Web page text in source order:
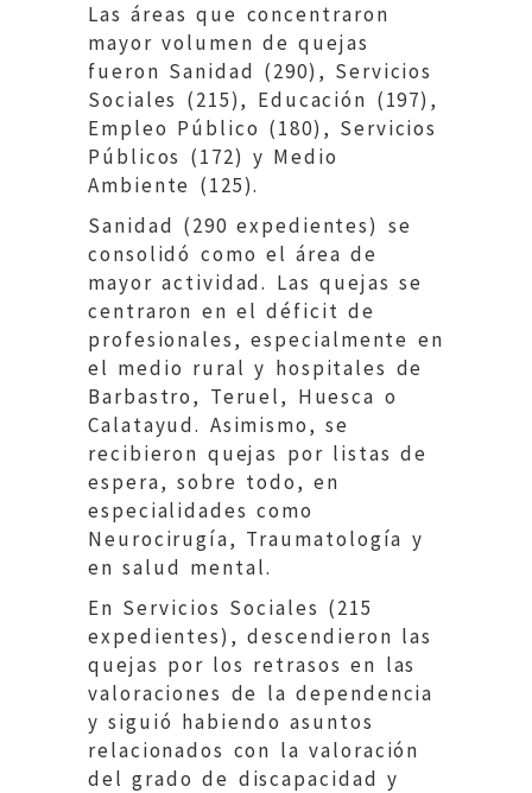
Las áreas que concentraron
mayor volumen de quejas
fueron Sanidad (290), Servicios
Sociales (215), Educación (197),
Empleo Público (180), Servicios
Públicos (172) y Medio
Ambiente (125).
Sanidad (290 expedientes) se
consolidó como el área de
mayor actividad. Las quejas se
centraron en el déficit de
profesionales, especialmente en
el medio rural y hospitales de
Barbastro, Teruel, Huesca o
Calatayud. Asimismo, se
recibieron quejas por listas de
espera, sobre todo, en
especialidades como
Neurocirugía, Traumatología y
en salud mental.
En Servicios Sociales (215
expedientes), descendieron las
quejas por los retrasos en las
valoraciones de la dependencia
y siguió habiendo asuntos
relacionados con la valoración
del grado de discapacidad y